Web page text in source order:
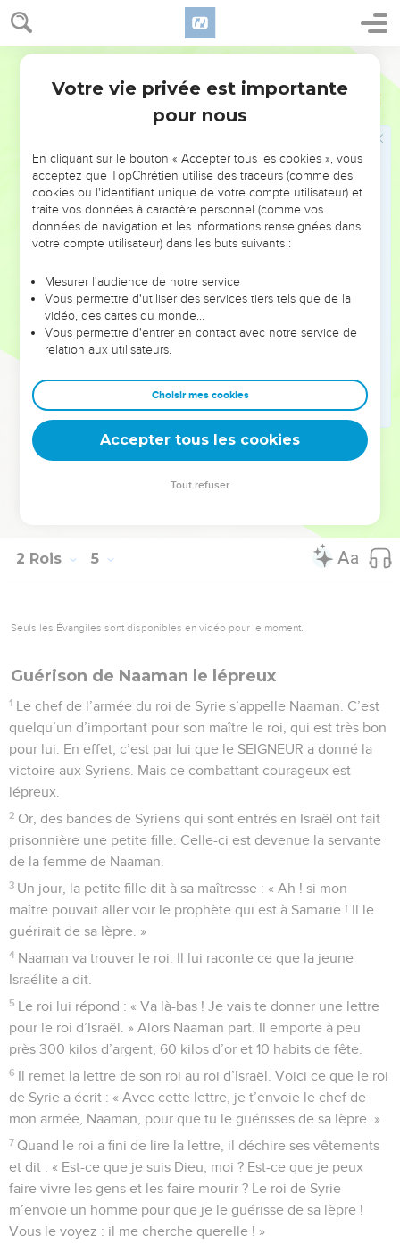
2 Rois 4
Quand on sert cette soupe aux hommes, ils goûtent et se
mettent à crier : « Homme de Dieu, la soupe est
empoisonnée ! » Personne ne peut en manger.
Élisée dit : « Apportez de la farine. » Il en jette dans la
marmite et dit à son serviteur : « Maintenant, sers cette
soupe, et qu’ils mangent ! » Or, la soupe est devenue bonne
Élisée nourrit cent personnes
Un jour, un homme arrive de Baal-Chalicha. Il apporte à
l’homme de Dieu vingt pains d’orge et un sac de grains qu’il
pains à manger à tous ces gens. »
Mais le serviteur répond : « Comment est-ce que je peux
nourrir 100 personnes avec cela ? » Élisée répond : « Donne
les pains à manger à tous ces gens. En effet, voici ce que le
encore de la nourriture.” »
Alors le serviteur distribue les pains à tous. Chacun mange
et il y a des restes, comme le SEIGNEUR l’a annoncé.
© Société biblique française – Bibli’O, 2000, avec autorisation. Pour vous procurer
2 Rois 5
Seuls les Évangiles sont disponibles en vidéo pour le moment.
Guérison de Naaman le lépreux
1 Le chef de l’armée du roi de Syrie s’appelle Naaman. C’est
quelqu’un d’important pour son maître le roi, qui est très bon
pour lui. En effet, c’est par lui que le SEIGNEUR a donné la
victoire aux Syriens. Mais ce combattant courageux est
lépreux.
2 Or, des bandes de Syriens qui sont entrés en Israël ont fait
prisonnière une petite fille. Celle-ci est devenue la servante
de la femme de Naaman.
3 Un jour, la petite fille dit à sa maîtresse : « Ah ! si mon
maître pouvait aller voir le prophète qui est à Samarie ! Il le
guérirait de sa lèpre. »
4 Naaman va trouver le roi. Il lui raconte ce que la jeune
Israélite a dit.
5 Le roi lui répond : « Va là-bas ! Je vais te donner une lettre
pour le roi d’Israël. » Alors Naaman part. Il emporte à peu
près 300 kilos d’argent, 60 kilos d’or et 10 habits de fête.
6 Il remet la lettre de son roi au roi d’Israël. Voici ce que le roi
de Syrie a écrit : « Avec cette lettre, je t’envoie le chef de
mon armée, Naaman, pour que tu le guérisses de sa lèpre. »
7 Quand le roi a fini de lire la lettre, il déchire ses vêtements
et dit : « Est-ce que je suis Dieu, moi ? Est-ce que je peux
faire vivre les gens et les faire mourir ? Le roi de Syrie
m’envoie un homme pour que je le guérisse de sa lèpre !
Vous le voyez : il me cherche querelle ! »
Votre vie privée est importante
pour nous
En cliquant sur le bouton « Accepter tous les cookies », vous
acceptez que TopChrétien utilise des traceurs (comme des
cookies ou l'identifiant unique de votre compte utilisateur) et
traite vos données à caractère personnel (comme vos
données de navigation et les informations renseignées dans
votre compte utilisateur) dans les buts suivants :
Mesurer l'audience de notre service
Vous permettre d'utiliser des services tiers tels que de la
vidéo, des cartes du monde…
Vous permettre d'entrer en contact avec notre service de
relation aux utilisateurs.
Choisir mes cookies
Accepter tous les cookies
Tout refuser